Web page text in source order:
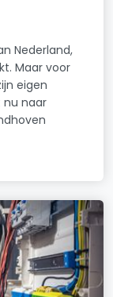
Nederland,
Maar voor
eigen
nu naar